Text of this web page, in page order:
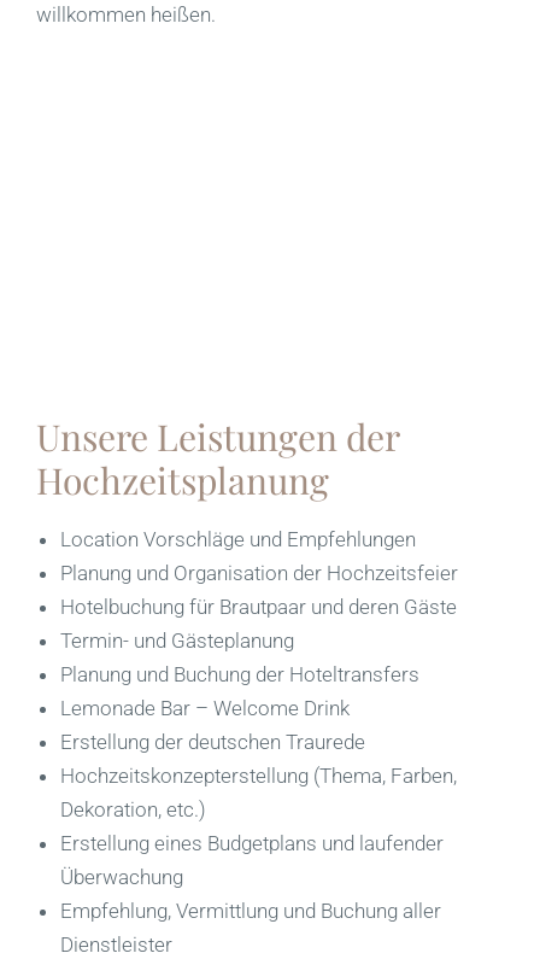
willkommen heißen.
Unsere Leistungen der
Hochzeitsplanung
Location Vorschläge und Empfehlungen
Planung und Organisation der Hochzeitsfeier
Hotelbuchung für Brautpaar und deren Gäste
Termin- und Gästeplanung
Planung und Buchung der Hoteltransfers
Lemonade Bar – Welcome Drink
Erstellung der deutschen Traurede
Hochzeitskonzepterstellung (Thema, Farben,
Dekoration, etc.)
Erstellung eines Budgetplans und laufender
Überwachung
Empfehlung, Vermittlung und Buchung aller
Dienstleister